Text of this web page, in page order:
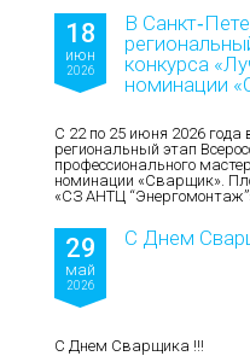
18
июн
2026
В
конкурса
номинации
С 22 по 25 июня 2026 года
региональный этап
профессионального
номинации «Сварщик».
«СЗ АНТЦ
29
май
2026
С Днем
С Днем Сварщика !!!